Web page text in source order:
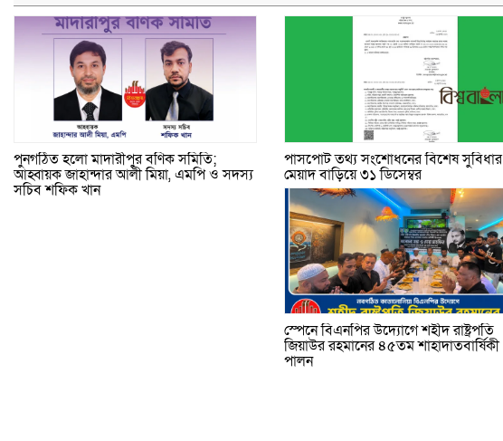
পুনর্গঠিত হলো মাদারীপুর বণিক সমিতি;
আহ্বায়ক জাহান্দার আলী মিয়া, এমপি ও সদস্য
সচিব শফিক খান
পাসপোর্ট তথ্য সংশোধনের বিশেষ সুবিধার
মেয়াদ বাড়িয়ে ৩১ ডিসেম্বর
স্পেনে বিএনপির উদ্যোগে শহীদ রাষ্ট্রপতি
জিয়াউর রহমানের ৪৫তম শাহাদাতবার্ষিকী
পালন